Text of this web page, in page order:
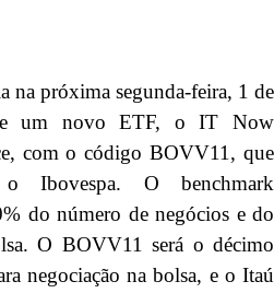
próxima segunda-feira, 1 de
um novo ETF, o IT Now
com o código BOVV11, que
Ibovespa. O benchmark
do número de negócios e do
O BOVV11 será o décimo
negociação na bolsa, e o Itaú